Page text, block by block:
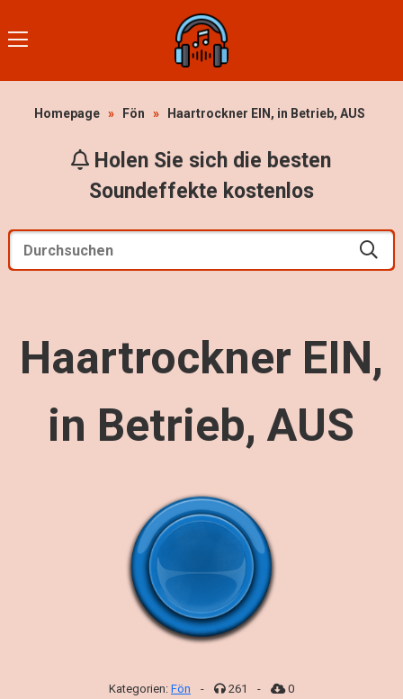
Homepage » Fön » Haartrockner EIN, in Betrieb, AUS
Holen Sie sich die besten
Soundeffekte kostenlos
Haartrockner EIN,
in Betrieb, AUS
Kategorien: Fön - 261 - 0